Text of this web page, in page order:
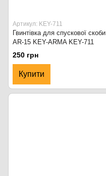
Артикул: KEY-711
Гвинтівка для спускової скоби
AR-15 KEY-ARMA KEY-711
250 грн
Купити